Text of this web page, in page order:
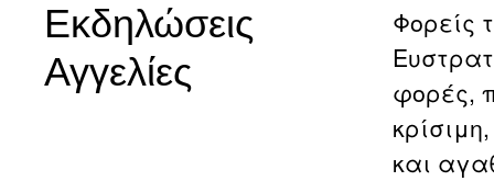
Εκδηλώσεις
Αγγελίες
Φορείς
φορές,
και